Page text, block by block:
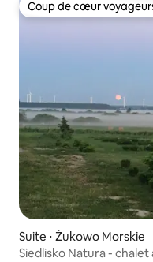
Coup de cœur
Coup de cœur
Suite ⋅ Żukowo Morskie
Siedlisko Natura - chalet